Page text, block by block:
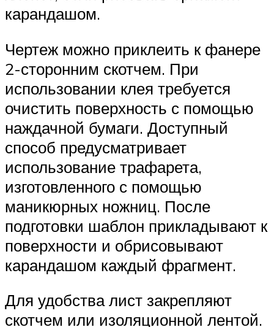
карандашом.
Чертеж можно приклеить к фанере
2-сторонним скотчем. При
использовании клея требуется
очистить поверхность с помощью
наждачной бумаги. Доступный
способ предусматривает
использование трафарета,
изготовленного с помощью
маникюрных ножниц. После
подготовки шаблон прикладывают к
поверхности и обрисовывают
карандашом каждый фрагмент.
Для удобства лист закрепляют
скотчем или изоляционной лентой.